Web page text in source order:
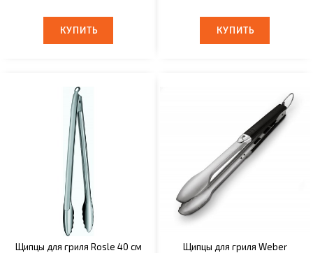
КУПИТЬ
КУПИТЬ КУПИТЬ
КУПИТЬ
Щипцы для гриля Rosle 40 см Щипцы для гриля Weber